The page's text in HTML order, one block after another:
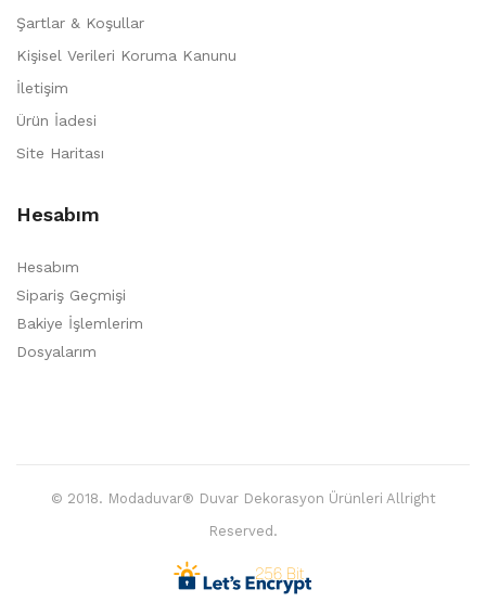
Şartlar & Koşullar
Kişisel Verileri Koruma Kanunu
İletişim
Ürün İadesi
Site Haritası
Hesabım
Hesabım
Sipariş Geçmişi
Bakiye İşlemlerim
Dosyalarım
© 2018. Modaduvar® Duvar Dekorasyon Ürünleri Allright
Reserved.